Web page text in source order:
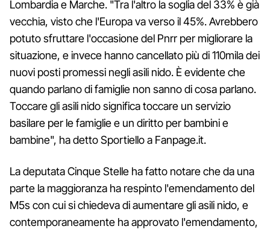
Lombardia e Marche. "Tra l'altro la soglia del 33% è già
vecchia, visto che l'Europa va verso il 45%. Avrebbero
potuto sfruttare l'occasione del Pnrr per migliorare la
situazione, e invece hanno cancellato più di 110mila dei
nuovi posti promessi negli asili nido. È evidente che
quando parlano di famiglie non sanno di cosa parlano.
Toccare gli asili nido significa toccare un servizio
basilare per le famiglie e un diritto per bambini e
bambine", ha detto Sportiello a Fanpage.it.
La deputata Cinque Stelle ha fatto notare che da una
parte la maggioranza ha respinto l'emendamento del
M5s con cui si chiedeva di aumentare gli asili nido, e
contemporaneamente ha approvato l'emendamento,